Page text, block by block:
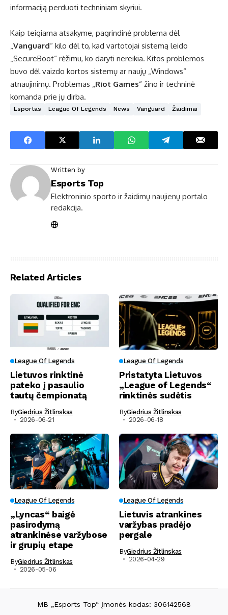
informaciją perduoti techniniam skyriui.
Kaip teigiama atsakyme, pagrindinė problema dėl
Vanguard“ kilo dėl to, kad vartotojai sistemą leido
„SecureBoot“ rėžimu, ko daryti nereikia. Kitos problemos
buvo dėl vaizdo kortos sistemų ar naujų „Windows“
atnaujinimų. Problemas „ Riot Games“ žino ir techninė
komanda prie jų dirba.
Esportas League Of Legends News Vanguard Žaidimai
Written by
Esports Top
Elektroninio sporto ir žaidimų naujienų portalo
redakcija.
Related Articles
League Of Legends
Lietuvos rinktinė
pateko į pasaulio
tautų čempionatą
ByGiedrius Žitlinskas
2026-06-21
League Of Legends
Pristatyta Lietuvos
„League of Legends“
rinktinės sudėtis
ByGiedrius Žitlinskas
2026-06-18
League Of Legends
„Lyncas“ baigė
pasirodymą
atrankinėse varžybose
ir grupių etape
ByGiedrius Žitlinskas
2026-05-06
League Of Legends
Lietuvis atrankines
varžybas pradėjo
pergale
ByGiedrius Žitlinskas
2026-04-29
MB „Esports Top“ Įmonės kodas: 306142568